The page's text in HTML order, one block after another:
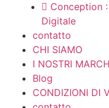
Conception
Digitale
contatto
CHI SIAMO
I NOSTRI
Blog
CONDIZIONI DI